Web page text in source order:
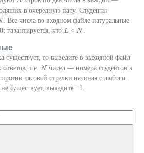
в очередную пару. Студенты
. Все числа во входном файле натуральные
гарантируется, что L
L < N
N
существует, то выведите в выходной файл
т.е. N
N чисел — номера студентов в
против часовой стрелки начиная с любого
существует, выведите −1.